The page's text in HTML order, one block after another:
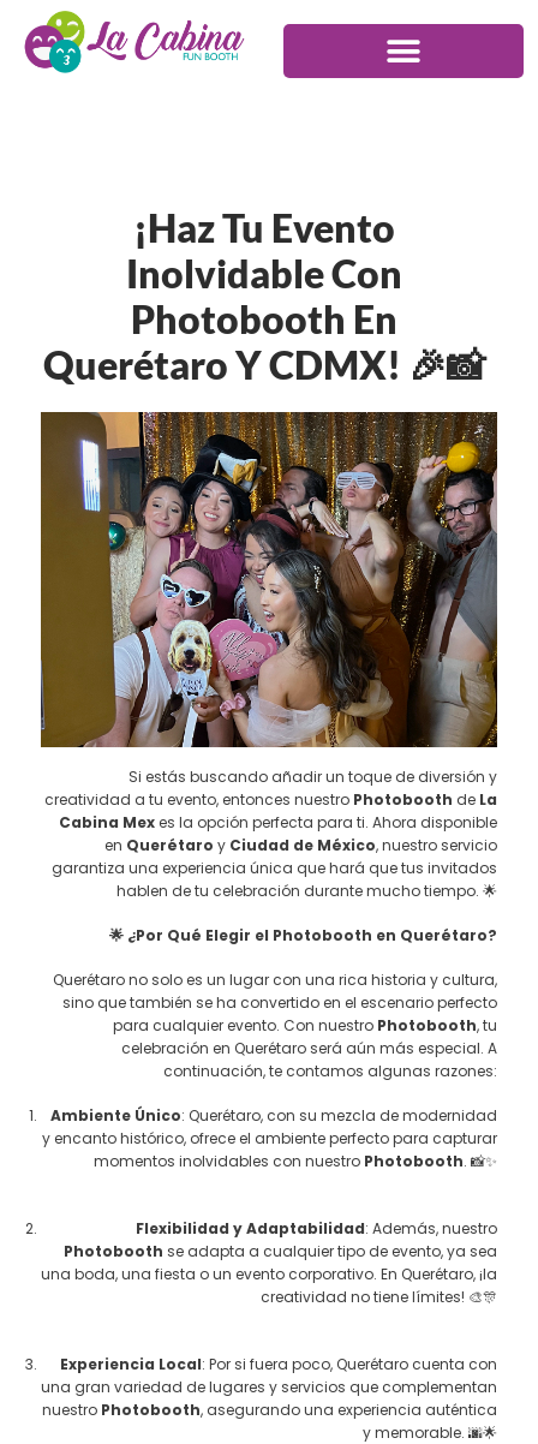
¡Haz Tu Evento
Inolvidable Con
Photobooth En
Querétaro Y CDMX! 🎉📸
Si estás buscando añadir un toque de diversión y
creatividad a tu evento, entonces nuestro Photobooth de La
Cabina Mex es la opción perfecta para ti. Ahora disponible
en Querétaro y Ciudad de México, nuestro servicio
garantiza una experiencia única que hará que tus invitados
hablen de tu celebración durante mucho tiempo. 🌟
🌟 ¿Por Qué Elegir el Photobooth en Querétaro?
Querétaro no solo es un lugar con una rica historia y cultura,
sino que también se ha convertido en el escenario perfecto
para cualquier evento. Con nuestro Photobooth, tu
celebración en Querétaro será aún más especial. A
continuación, te contamos algunas razones:
Ambiente Único: Querétaro, con su mezcla de modernidad
y encanto histórico, ofrece el ambiente perfecto para capturar
momentos inolvidables con nuestro Photobooth. 📸✨
Flexibilidad y Adaptabilidad: Además, nuestro
Photobooth se adapta a cualquier tipo de evento, ya sea
una boda, una fiesta o un evento corporativo. En Querétaro, ¡la
creatividad no tiene límites! 🎨🎊
Experiencia Local: Por si fuera poco, Querétaro cuenta con
una gran variedad de lugares y servicios que complementan
nuestro Photobooth, asegurando una experiencia auténtica
y memorable. 🌆🌟